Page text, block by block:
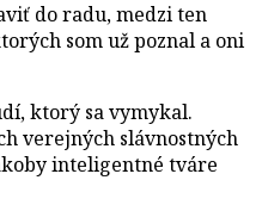
do radu, medzi ten
som už poznal a oni
ktorý sa vymykal.
verejných slávnostných
inteligentné tváre